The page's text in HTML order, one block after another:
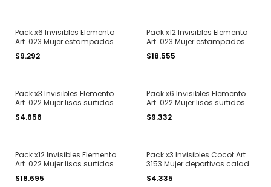
Pack x6 Invisibles Elemento
Art. 023 Mujer estampados
$9.292
Pack x12 Invisibles Elemento
Art. 023 Mujer estampados
$18.555
Pack x3 Invisibles Elemento
Art. 022 Mujer lisos surtidos
$4.656
Pack x6 Invisibles Elemento
Art. 022 Mujer lisos surtidos
$9.332
Pack x12 Invisibles Elemento
Art. 022 Mujer lisos surtidos
$18.695
Pack x3 Invisibles Cocot Art.
3153 Mujer deportivos calado
sin costuras
$4.335